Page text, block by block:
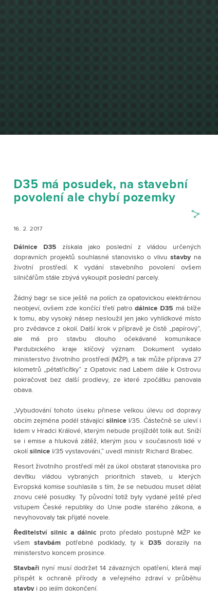
D35 má posudek, na stavební
povolení ale chybí pozemky
16. 2. 2017
Dálnice D35 získala jako poslední z vládou určených
dopravních projektů souhlasné stanovisko o vlivu stavby na
životní prostředí. K vydání stavebního povolení ovšem
silničářům stále zbývá vykoupit poslední parcely.
Žádný bagr se sice ještě na polích za opatovickou elektrárnou
neobjeví, ovšem zde končící třetí patro dálnice D35 má blíže
k tomu, aby vysoký násep nesloužil jen jako vyhlídkové místo
pro zvědavce z okolí. Další krok v přípravě je čistě „papírový“,
ale má pro stavbu dlouho očekávané komunikace
Pardubického kraje klíčový význam. Dokument vydalo
ministerstvo životního prostředí (MŽP), a tak může příprava 27
kilometrů „pětatřicítky“ z Opatovic nad Labem dále k Ostrovu
pokračovat bez další prodlevy, ze které zpočátku panovala
obava.
„Vybudování tohoto úseku přinese velkou úlevu od dopravy
obcím zejména podél stávající silniceI/35. Částečně se uleví i
lidem v Hradci Králové, kterým nebude projíždět tolik aut. Sníží
se i emise a hluková zátěž, kterým jsou v současnosti lidé v
okolísilnice I/35 vystavováni,“ uvedl ministr Richard Brabec.
Resort životního prostředí měl za úkol obstarat stanoviska pro
devítku vládou vybraných prioritních staveb, u kterých
Evropská komise souhlasila s tím, že se nebudou muset dělat
znovu celé posudky. Ty původní totiž byly vydané ještě před
vstupem České republiky do Unie podle starého zákona, a
nevyhovovaly tak přijaté novele.
Ředitelství silnic a dálnic proto předalo postupně MŽP ke
všemstavbám potřebné podklady, ty k D35 dorazily na
ministerstvo koncem prosince.
Stavbaři nyní musí dodržet 14 závazných opatření, která mají
přispět k ochraně přírody a veřejného zdraví v průběhu
stavby i po jejím dokončení.